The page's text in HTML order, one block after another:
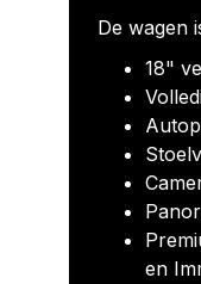
De wagen
18"
en